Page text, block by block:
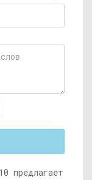
предлагает